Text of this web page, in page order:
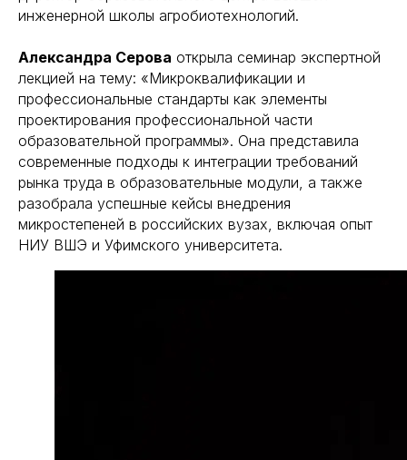
инженерной школы агробиотехнологий.
Александра Серова открыла семинар экспертной
лекцией на тему: «Микроквалификации и
профессиональные стандарты как элементы
проектирования профессиональной части
образовательной программы». Она представила
современные подходы к интеграции требований
рынка труда в образовательные модули, а также
разобрала успешные кейсы внедрения
микростепеней в российских вузах, включая опыт
НИУ ВШЭ и Уфимского университета.